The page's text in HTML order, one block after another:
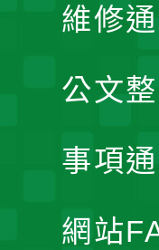
維修
公文
事項
網站